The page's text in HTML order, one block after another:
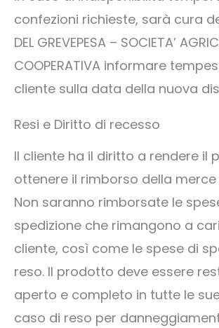
confezioni richieste, sarà cura
DEL GREVEPESA – SOCIETA’
COOPERATIVA informare
cliente sulla data della nuova
Resi e Diritto di recesso
Il cliente ha il diritto a rendere il
ottenere il rimborso della
Non saranno rimborsate le
spedizione che rimangono a
cliente, così come le spese di
reso. Il prodotto deve essere
aperto e completo in tutte le
caso di reso per